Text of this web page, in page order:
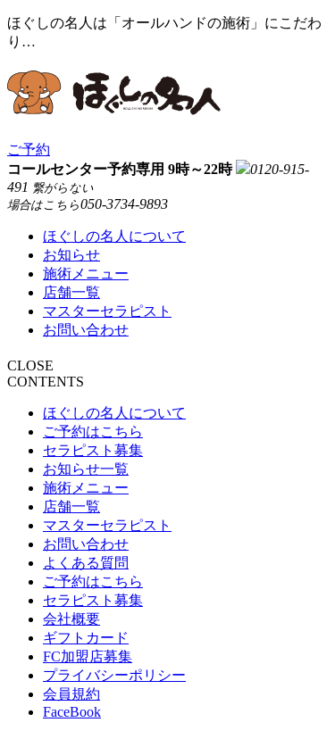
ほぐしの名人は「オールハンドの施術」にこだわ
り…
ご予約
コールセンター予約専用 9時～22時
0120-915-
491 繋がらない
場合はこちら050-3734-9893
ほぐしの名人について
お知らせ
施術メニュー
店舗一覧
マスターセラピスト
お問い合わせ
CLOSE
CONTENTS
ほぐしの名人について
ご予約はこちら
セラピスト募集
お知らせ一覧
施術メニュー
店舗一覧
マスターセラピスト
お問い合わせ
よくある質問
ご予約はこちら
セラピスト募集
会社概要
ギフトカード
FC加盟店募集
プライバシーポリシー
会員規約
FaceBook